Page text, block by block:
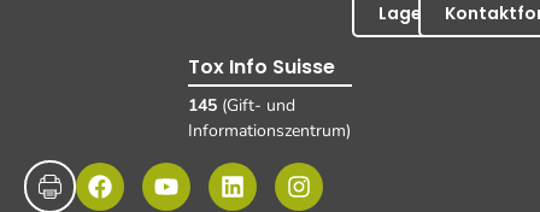
Tox Info Suisse
145 (Gift- und
Informationszentrum)
Lageplan